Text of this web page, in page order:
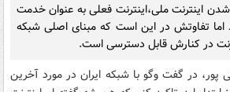
اینترنت ملی،اینترنت فعلی به عنوان خدمت
تفاوتش در این است که مبنای اصلی شبکه
در کنارش قابل دسترسی است.
پور، در گفت وگو با شبکه ایران در مورد آخرین